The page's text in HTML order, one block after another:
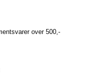
over 500,-